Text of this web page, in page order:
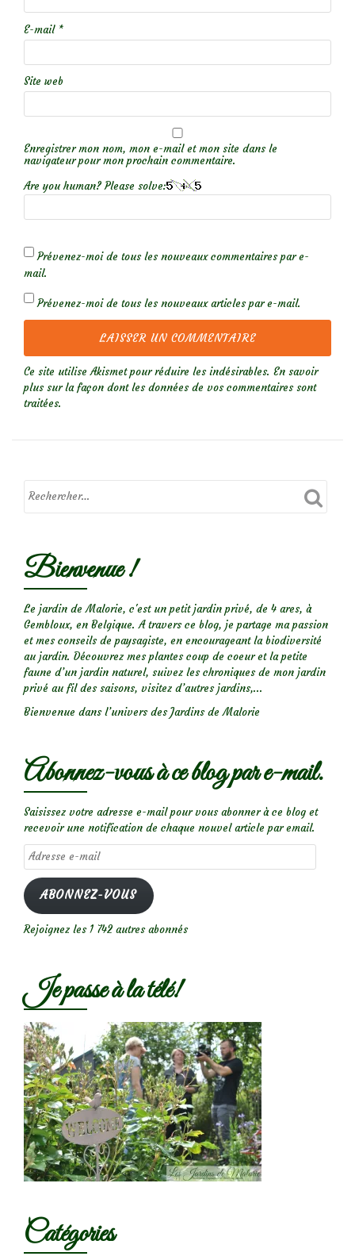
E-mail *
Site web
Enregistrer mon nom, mon e-mail et mon site dans le
navigateur pour mon prochain commentaire.
Are you human? Please solve:
Prévenez-moi de tous les nouveaux commentaires par e-
mail.
Prévenez-moi de tous les nouveaux articles par e-mail.
Ce site utilise Akismet pour réduire les indésirables. En savoir
plus sur la façon dont les données de vos commentaires sont
traitées.
Bienvenue !
Le jardin de Malorie, c'est un petit jardin privé, de 4 ares, à
Gembloux, en Belgique. A travers ce blog, je partage ma passion
et mes conseils de paysagiste, en encourageant la biodiversité
au jardin. Découvrez mes plantes coup de coeur et la petite
faune d’un jardin naturel, suivez les chroniques de mon jardin
privé au fil des saisons, visitez d’autres jardins,...
Bienvenue dans l’univers des Jardins de Malorie
Abonnez-vous à ce blog par e-mail.
Saisissez votre adresse e-mail pour vous abonner à ce blog et
recevoir une notification de chaque nouvel article par email.
Adresse
e-
mail
ABONNEZ-VOUS
Rejoignez les 1 742 autres abonnés
Je passe à la télé!
Catégories